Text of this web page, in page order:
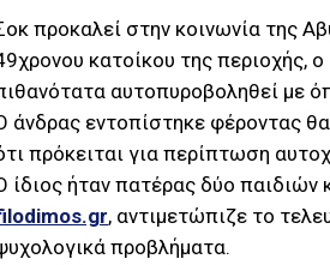
προκαλεί στην κοινωνία της
κατοίκου της περιοχής,
αυτοπυροβοληθεί με
άνδρας εντοπίστηκε φέροντας
πρόκειται για περίπτωση
ίδιος ήταν πατέρας δύο
, αντιμετώπιζε το
προβλήματα.